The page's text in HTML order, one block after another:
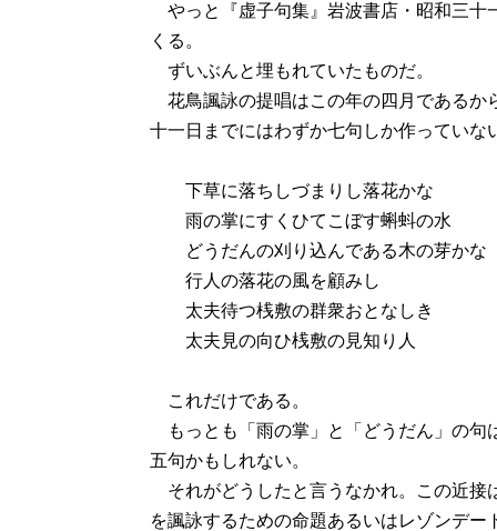
やっと『虚子句集』岩波書店・昭和三十
くる。
ずいぶんと埋もれていたものだ。
花鳥諷詠の提唱はこの年の四月であるか
十一日までにはわずか七句しか作っていな
下草に落ちしづまりし落花かな
雨の掌にすくひてこぼす蝌蚪の水
どうだんの刈り込んである木の芽かな
行人の落花の風を顧みし
太夫待つ桟敷の群衆おとなしき
太夫見の向ひ桟敷の見知り人
これだけである。
もっとも「雨の掌」と「どうだん」の句
五句かもしれない。
それがどうしたと言うなかれ。この近接
を諷詠するための命題あるいはレゾンデ